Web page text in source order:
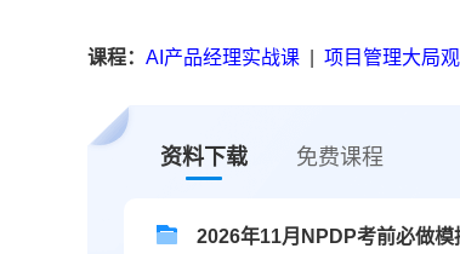
课程： AI产品经理实战课 项目管理大局
资料下载 免费课程
2026年11月NPDP考前必做模